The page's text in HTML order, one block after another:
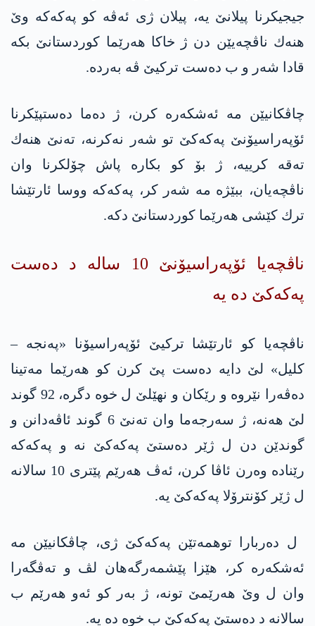
جیجیكرنا پیلانێ یه‌، پیلان ژی ئه‌ڤه‌ كو په‌كه‌كه‌ وێ
هنه‌ك ناڤچه‌یێن دن ژ خاكا هه‌رێما كوردستانێ بكه‌
قادا شه‌ر و ب ده‌ست تركیێ ڤه‌ به‌رده‌.
چاڤكانیێن مه‌ ئه‌شكه‌ره‌ كرن، ژ ده‌ما ده‌ستپێكرنا
ئۆپه‌راسیۆنێ په‌كه‌كێ‌ تو شه‌ر نه‌كرنه‌، ته‌نێ هنه‌ك
ته‌قه‌ كرییه،‌ ژ بۆ كو بكاره‌ پاش چۆلكرنا وان
ناڤچه‌یان، ببێژه‌ مه‌ شه‌ر كر، په‌كه‌كه‌ ووسا ئارتێشا
ترك كێشی هه‌رێما كوردستانێ دكه‌.
ناڤچه‌یا ئۆپه‌راسیۆنێ 10 ساله‌ د ده‌ست
په‌كه‌كێ ده‌ یه‌
ناڤچه‌یا كو ئارتێشا تركیێ ئۆپه‌راسیۆنا «په‌نجه‌ –
كلیل» لێ دایه‌ ده‌ست پێ كرن كو هه‌رێما مه‌تینا
ده‌ڤه‌را نێروه‌ و رێكان و نهێلێ ل خوه‌ دگره‌، 92 گوند
لێ هەنه‌، ژ سه‌رجه‌ما وان ته‌نێ 6 گوند ئاڤه‌دانن و
گوندێن دن ل ژێر ده‌ستێ په‌كه‌كێ نه‌ و په‌كه‌كه‌
رێناده‌ وه‌رن ئاڤا كرن، ئه‌ڤ هه‌رێم پێتری 10 سالانه‌
ل ژێر كۆنترۆلا په‌كه‌كێ یه.
‌ ل ده‌ربارا توهمه‌تێن په‌كه‌كێ ژی، چاڤكانیێن مه‌
ئه‌شكه‌ره‌ كر، هێزا پێشمه‌رگه‌هان لڤ و ته‌ڤگه‌را
وان ل وێ هه‌رێمێ تونه‌، ژ به‌ر كو ئه‌و هه‌رێم ب
سالانه‌ د ده‌ستێ په‌كه‌كێ ب خوه‌ ده‌ یه‌.